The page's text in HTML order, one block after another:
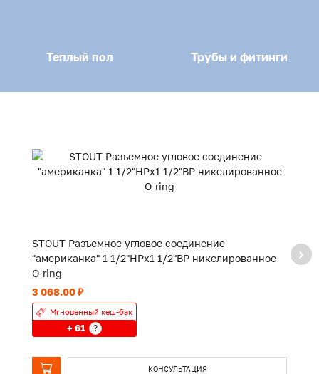
Теплый пол Трубы и фитинги
STOUT Разъемное угловое соединение
"американка" 1 1/2"НРx1 1/2"ВР никелированное
O-ring
3 068.00 ₽
Мгновенный кеш-бэк
+ 61 ?
КОНСУЛЬТАЦИЯ